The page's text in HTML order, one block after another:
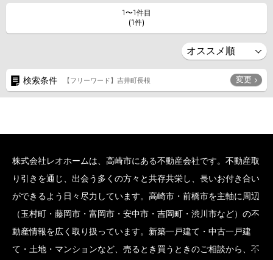
1〜1件目
(1件)
検索条件 【フリーワード】吉井町長根 変更
株式会社レオホームは、高崎市にある不動産会社です。不動産取
り引きを通じ、出会う多くの方々と共存共栄し、長いお付き合い
ができるよう日々尽力しています。高崎市・前橋市を主軸に周辺
（玉村町・藤岡市・富岡市・安中市・吉岡町・渋川市など）の不
動産情報を広く取り扱っています。新築一戸建て・中古一戸建
て・土地・マンションなど、売るとき買うときのご相談から、不
SCROLL BOTTOM